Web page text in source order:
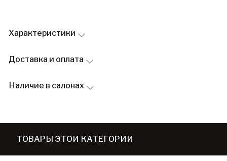
Характеристики
Доставка и оплата
Наличие в салонах
ТОВАРЫ ЭТОЙ КАТЕГОРИИ